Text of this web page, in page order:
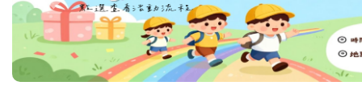
教育部校安中心白海豚